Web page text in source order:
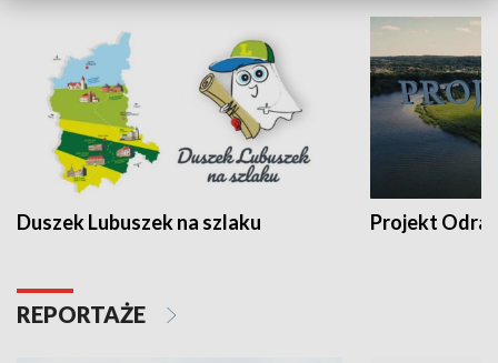
Duszek Lubuszek na szlaku Projekt Odra
REPORTAŻE